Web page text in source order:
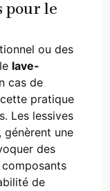
pour le
ou des
lave-
cas de
pratique
Les lessives
génèrent une
des
de